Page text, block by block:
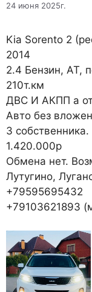
24 июня 2025г.
Kia Sorento 2
2014
2.4 Бензин, АТ,
210т.км
ДВС И АКПП а
Авто без
3 собственника.
1.420.000р
Обмена нет.
Лутугино,
+79595695432
+79103621893